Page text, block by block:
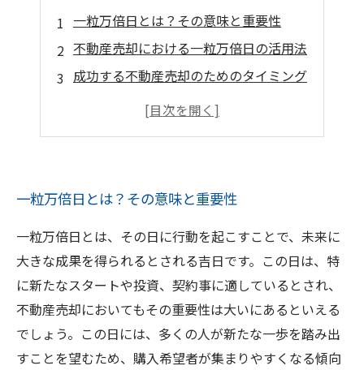
一粒万倍日とは？その意味と重要性
不動産売却における一粒万倍日の活用法
成功する不動産売却のためのタイミング
一粒万倍日とは？その意味と重要性
一粒万倍日とは、その日に行動を起こすことで、未来に
大きな成果を得られるとされる吉日です。この日は、特
に新たなスタートや投資、契約事に適しているとされ、
不動産売却においてもその重要性は大いにあるといえる
でしょう。この日には、多くの人が新たな一歩を踏み出
すことを望むため、購入希望者が集まりやすくなる傾向